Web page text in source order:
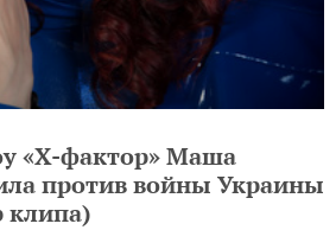
«Х-фактор» Маша
против войны Украины
клипа)